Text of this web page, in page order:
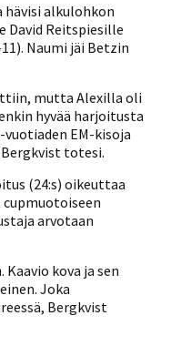
hävisi alkulohkon
Reitspiesille
Naumi jäi Betzin
mutta Alexilla oli
hyvää harjoitusta
EM-kisoja
totesi.
(24:s) oikeuttaa
cupmuotoiseen
arvotaan
kova ja sen
Joka
Bergkvist